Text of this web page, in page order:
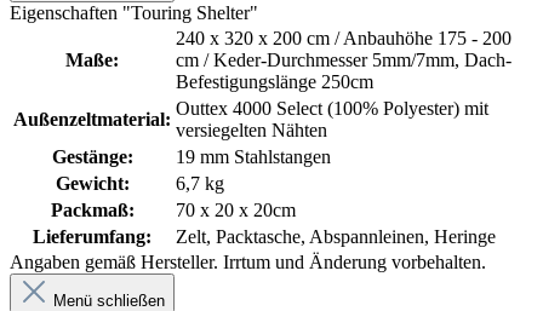
Eigenschaften "Touring Shelter"
Maße:
240 x 320 x 200 cm / Anbauhöhe 175 - 200
cm / Keder-Durchmesser 5mm/7mm, Dach-
Befestigungslänge 250cm
Außenzeltmaterial:
Outtex 4000 Select (100% Polyester) mit
versiegelten Nähten
Gestänge:
19 mm Stahlstangen
Gewicht:
6,7 kg
Packmaß:
70 x 20 x 20cm
Lieferumfang:
Zelt, Packtasche, Abspannleinen, Heringe
Angaben gemäß Hersteller. Irrtum und Änderung vorbehalten.
Menü schließen